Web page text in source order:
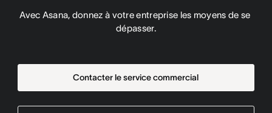
Avec Asana, donnez à votre entreprise les moyens de se
dépasser.
Contacter le service commercial